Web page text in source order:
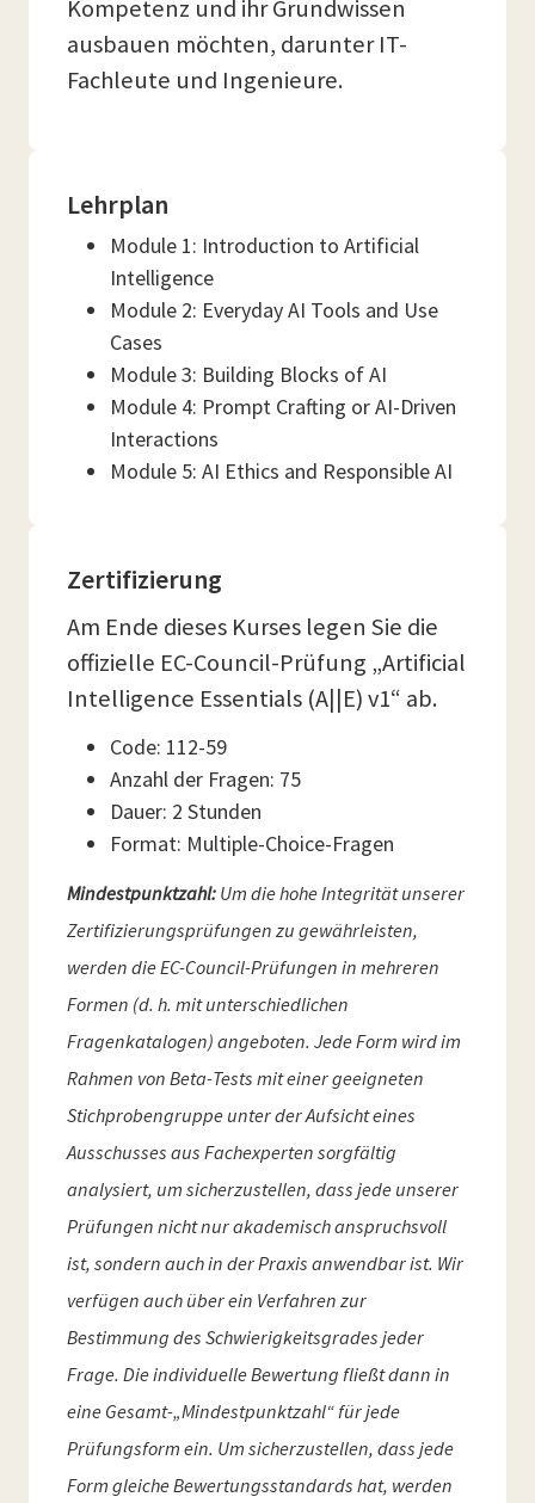
Kompetenz und ihr Grundwissen
ausbauen möchten, darunter IT-
Fachleute und Ingenieure.
Lehrplan
Module 1: Introduction to Artificial
Intelligence
Module 2: Everyday AI Tools and Use
Cases
Module 3: Building Blocks of AI
Module 4: Prompt Crafting or AI-Driven
Interactions
Module 5: AI Ethics and Responsible AI
Zertifizierung
Am Ende dieses Kurses legen Sie die
offizielle EC-Council-Prüfung „Artificial
Intelligence Essentials (A||E) v1“ ab.
Code: 112-59
Anzahl der Fragen: 75
Dauer: 2 Stunden
Format: Multiple-Choice-Fragen
Mindestpunktzahl: Um die hohe Integrität unserer
Zertifizierungsprüfungen zu gewährleisten,
werden die EC-Council-Prüfungen in mehreren
Formen (d. h. mit unterschiedlichen
Fragenkatalogen) angeboten. Jede Form wird im
Rahmen von Beta-Tests mit einer geeigneten
Stichprobengruppe unter der Aufsicht eines
Ausschusses aus Fachexperten sorgfältig
analysiert, um sicherzustellen, dass jede unserer
Prüfungen nicht nur akademisch anspruchsvoll
ist, sondern auch in der Praxis anwendbar ist. Wir
verfügen auch über ein Verfahren zur
Bestimmung des Schwierigkeitsgrades jeder
Frage. Die individuelle Bewertung fließt dann in
eine Gesamt-„Mindestpunktzahl“ für jede
Prüfungsform ein. Um sicherzustellen, dass jede
Form gleiche Bewertungsstandards hat, werden